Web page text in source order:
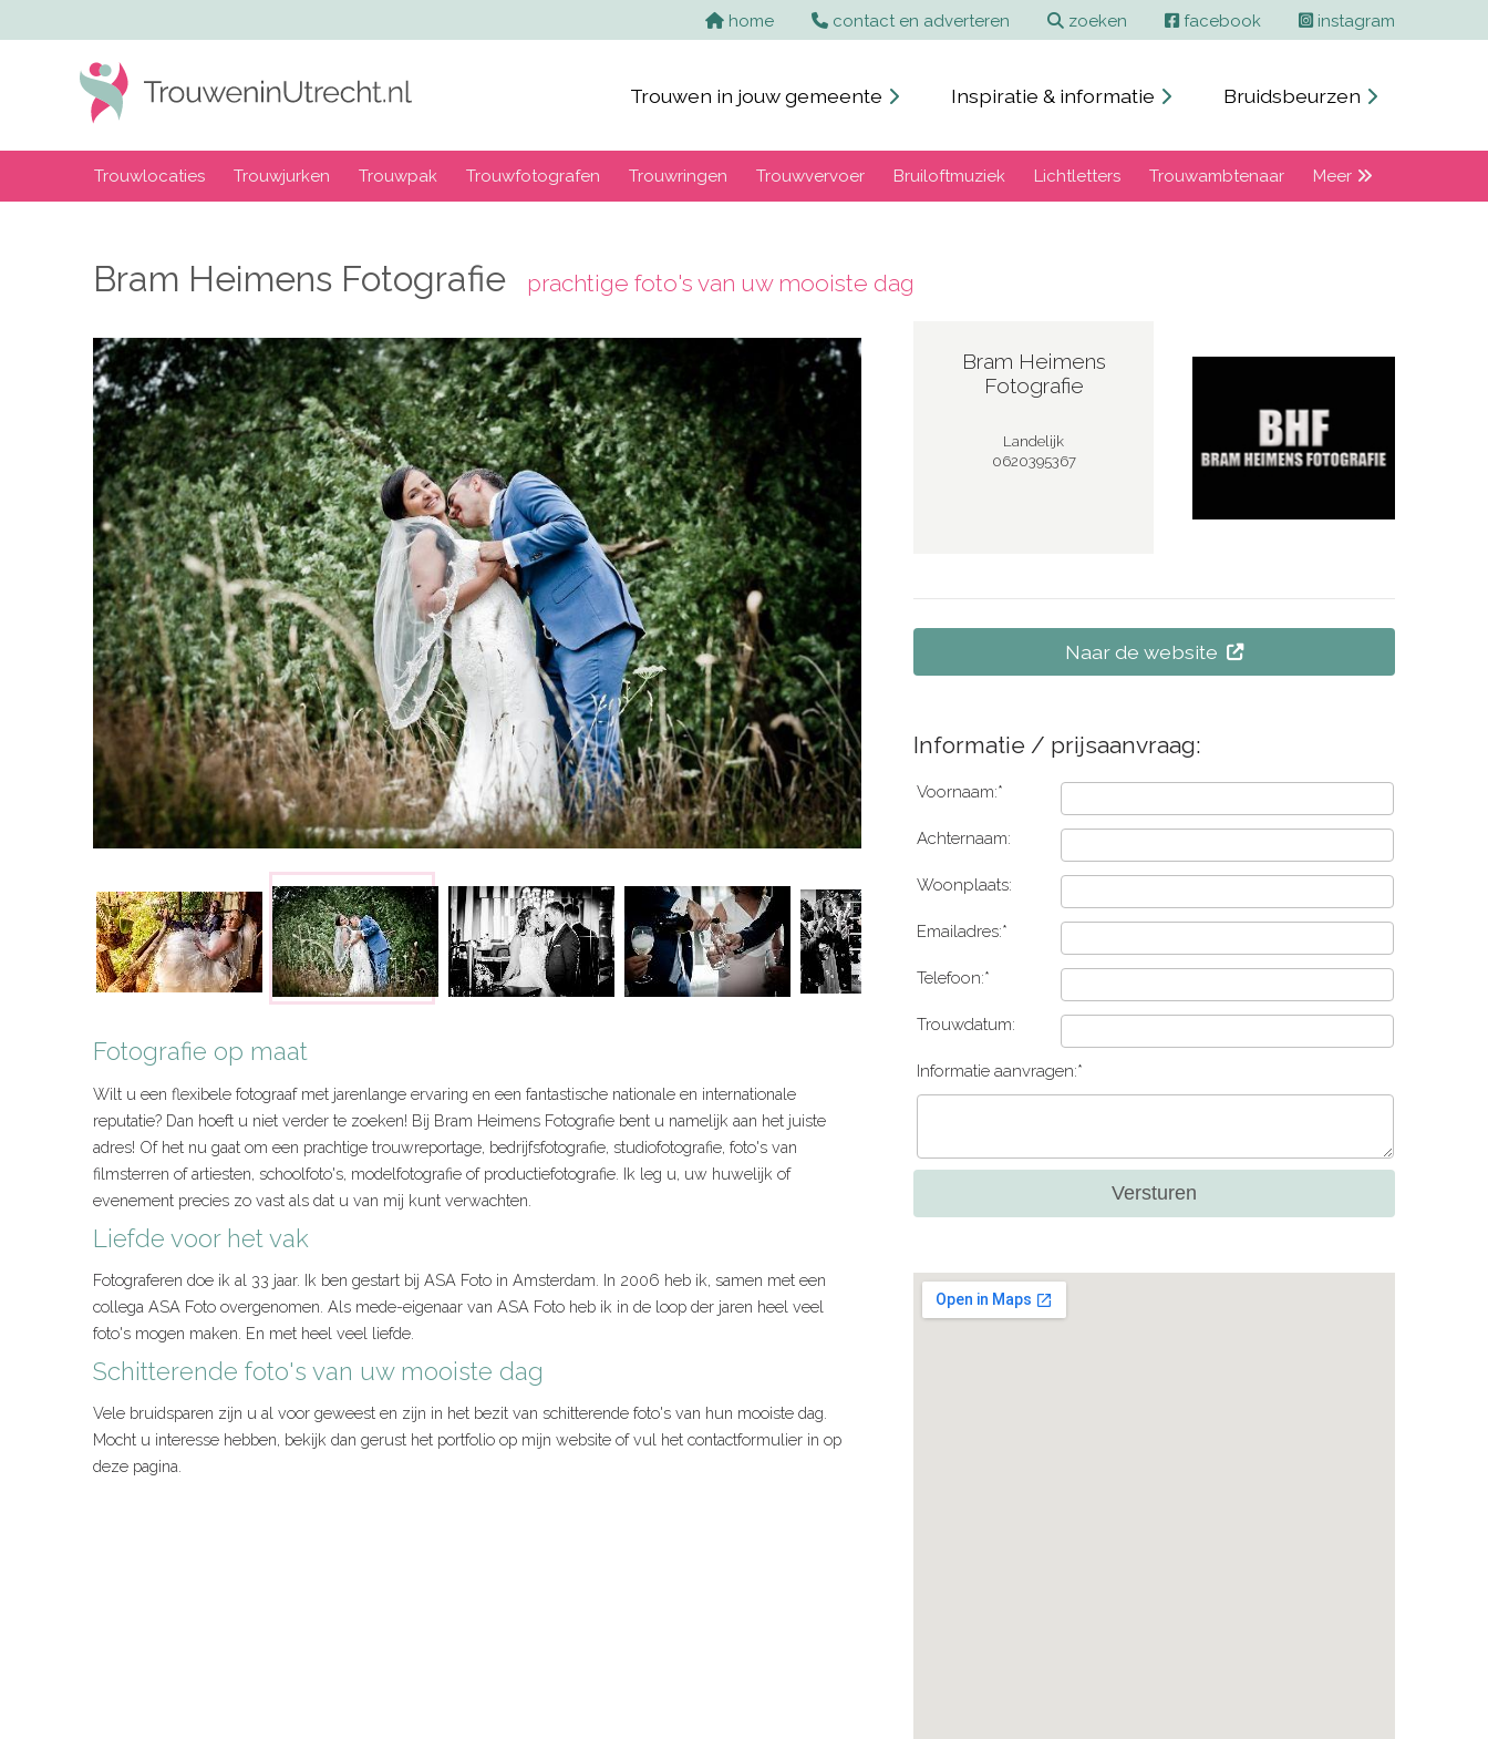
home contact en adverteren zoeken facebook instagram
Trouwen in jouw gemeente Inspiratie & informatie Bruidsbeurzen
Trouwlocaties Trouwjurken Trouwpak Trouwfotografen Trouwringen Trouwvervoer Bruiloftmuziek Lichtletters Trouwambtenaar Meer
Bram Heimens Fotografie prachtige foto's van uw mooiste dag
Fotografie op maat
Wilt u een flexibele fotograaf met jarenlange ervaring en een fantastische nationale en internationale
reputatie? Dan hoeft u niet verder te zoeken! Bij Bram Heimens Fotografie bent u namelijk aan het juiste
adres! Of het nu gaat om een prachtige trouwreportage, bedrijfsfotografie, studiofotografie, foto's van
filmsterren of artiesten, schoolfoto's, modelfotografie of productiefotografie. Ik leg u, uw huwelijk of
evenement precies zo vast als dat u van mij kunt verwachten.
Liefde voor het vak
Fotograferen doe ik al 33 jaar. Ik ben gestart bij ASA Foto in Amsterdam. In 2006 heb ik, samen met een
collega ASA Foto overgenomen. Als mede-eigenaar van ASA Foto heb ik in de loop der jaren heel veel
foto's mogen maken. En met heel veel liefde.
Schitterende foto's van uw mooiste dag
Vele bruidsparen zijn u al voor geweest en zijn in het bezit van schitterende foto's van hun mooiste dag.
Mocht u interesse hebben, bekijk dan gerust het portfolio op mijn website of vul het contactformulier in op
deze pagina.
Bram Heimens
Fotografie
Landelijk
0620395367
Naar de website
Informatie / prijsaanvraag:
Voornaam:*
Achternaam:
Woonplaats:
Emailadres:*
Telefoon:*
Trouwdatum:
Informatie aanvragen:*